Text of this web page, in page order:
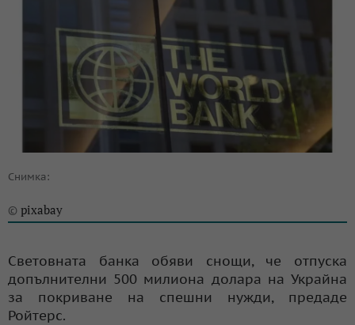
Снимка:
© pixabay
Световната банка обяви снощи, че отпуска
допълнителни 500 милиона долара на Украйна
за покриване на спешни нужди, предаде
Ройтерс.